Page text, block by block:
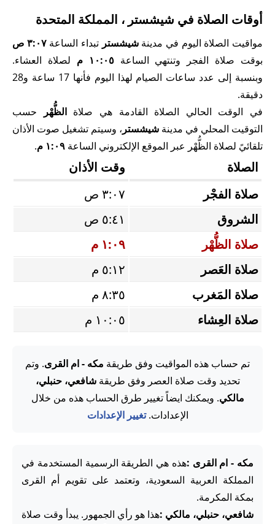
أوقات الصلاة في شيشستر ، المملكة المتحدة
مواقيت الصلاة اليوم في مدينةشيشستر تبداء الساعة٣:٠٧ ص
بوقت صلاة الفجر وتنتهي الساعة١٠:٠٥ م
لصلاة العشاء.
وبنسبة إلى عدد ساعات الصيام لهذا اليوم فأنها 17 ساعة و28
دقيقة.
في الوقت الحالي الصلاة القادمة هي صلاةالظُّهْر
حسب
التوقيت المحلي في مدينة شيشستر ، وسيتم تشغيل صوت الأذان
تلقائيً لصلاة الظُّهْر عبر الموقع الإلكتروني الساعة ١:٠٩ م .
الصلاة
وقت الأذان
صلاة الفجْر
٣:٠٧ ص
الشروق
٥:٤١ ص
صلاة الظُّهْر
١:٠٩ م
صلاة العَصر
٥:١٢ م
صلاة المَغرب
٨:٣٥ م
صلاة العِشاء
١٠:٠٥ م
تم حساب هذه المواقيت وفق طريقة مكه - ام القرى. وتم
تحديد وقت صلاة العصر وفق طريقةشافعي، حنبلي،
مالكي. ويمكنك ايضاً تغيير طرق الحساب هذه من خلال
الإعدادات.تغيير الإعدادات
مكه - ام القرى :هذه هي الطريقة الرسمية المستخدمة في
المملكة العربية السعودية، وتعتمد على تقويم أم القرى
بمكة المكرمة.
شافعي، حنبلي، مالكي :هذا هو رأي الجمهور. يبدأ وقت صلاة